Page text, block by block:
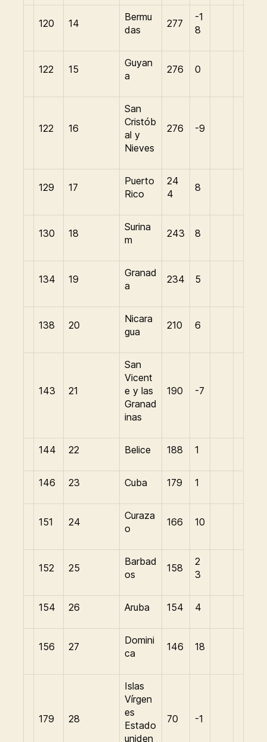
120 14
Bermu
das
277
-1
8
122 15
Guyan
a
276 0
122 16
San
Cristób
al y
Nieves
276 -9
129 17
Puerto
Rico
24
4
8
130 18
Surina
m
243 8
134 19
Granad
a
234 5
138 20
Nicara
gua
210 6
143 21
San
Vicent
e y las
Granad
inas
190 -7
144 22 Belice 188 1
146 23 Cuba 179 1
151 24
Curaza
o
166 10
152 25
Barbad
os
158
2
3
154 26 Aruba 154 4
156 27
Domini
ca
146 18
179 28
Islas
Vírgen
es
Estado
uniden
70 -1